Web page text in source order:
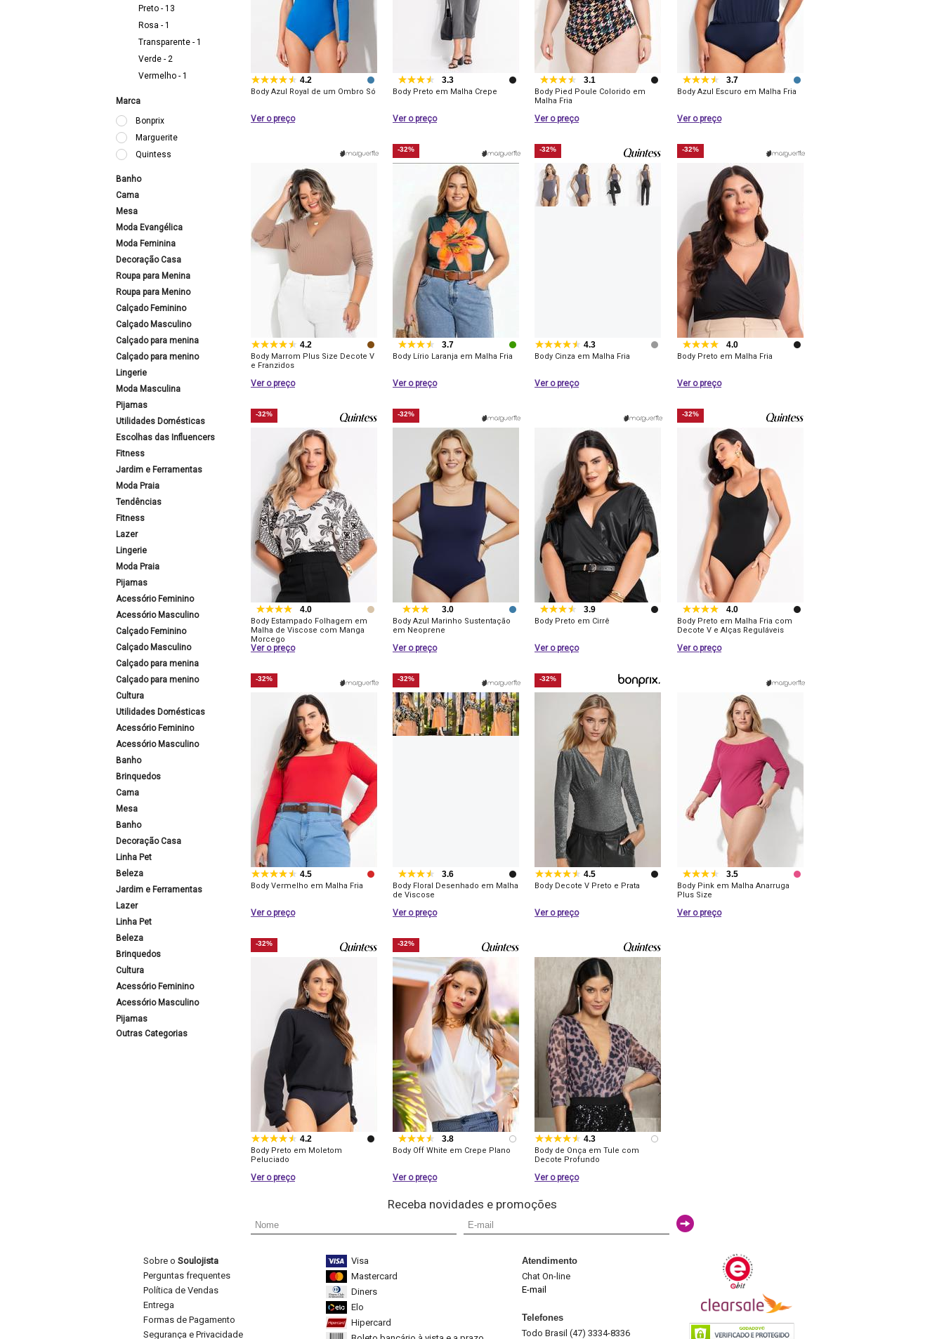
Preto - 13
Rosa - 1
Transparente - 1
Verde - 2
Vermelho - 1
Marca
Bonprix
Marguerite
Quintess
Banho
Cama
Mesa
Moda Evangélica
Moda Feminina
Decoração Casa
Roupa para Menina
Roupa para Menino
Calçado Feminino
Calçado Masculino
Calçado para menina
Calçado para menino
Lingerie
Moda Masculina
Pijamas
Utilidades Domésticas
Escolhas das Influencers
Fitness
Jardim e Ferramentas
Moda Praia
Tendências
Fitness
Lazer
Lingerie
Moda Praia
Pijamas
Acessório Feminino
Acessório Masculino
Calçado Feminino
Calçado Masculino
Calçado para menina
Calçado para menino
Cultura
Utilidades Domésticas
Acessório Feminino
Acessório Masculino
Banho
Brinquedos
Cama
Mesa
Banho
Decoração Casa
Linha Pet
Beleza
Jardim e Ferramentas
Lazer
Linha Pet
Beleza
Brinquedos
Cultura
Acessório Feminino
Acessório Masculino
Pijamas
Outras Categorias
4.2
Body Azul Royal de um Ombro Só
Ver o preço
3.3
Body Preto em Malha Crepe
Ver o preço
3.1
Body Pied Poule Colorido em
Malha Fria
Ver o preço
3.7
Body Azul Escuro em Malha Fria
Ver o preço
4.2
Body Marrom Plus Size Decote V
e Franzidos
Ver o preço
-32%
3.7
Body Lírio Laranja em Malha Fria
Ver o preço
-32%
4.3
Body Cinza em Malha Fria
Ver o preço
-32%
4.0
Body Preto em Malha Fria
Ver o preço
-32%
4.0
Body Estampado Folhagem em
Malha de Viscose com Manga
Morcego
Ver o preço
-32%
3.0
Body Azul Marinho Sustentação
em Neoprene
Ver o preço
3.9
Body Preto em Cirrê
Ver o preço
-32%
4.0
Body Preto em Malha Fria com
Decote V e Alças Reguláveis
Ver o preço
-32%
4.5
Body Vermelho em Malha Fria
Ver o preço
-32%
3.6
Body Floral Desenhado em Malha
de Viscose
Ver o preço
-32%
4.5
Body Decote V Preto e Prata
Ver o preço
3.5
Body Pink em Malha Anarruga
Plus Size
Ver o preço
-32%
4.2
Body Preto em Moletom
Peluciado
Ver o preço
-32%
3.8
Body Off White em Crepe Plano
Ver o preço
4.3
Body de Onça em Tule com
Decote Profundo
Ver o preço
Receba novidades e promoções
Sobre o Soulojista
Perguntas frequentes
Política de Vendas
Entrega
Formas de Pagamento
Segurança e Privacidade
Visa
Mastercard
Diners
Elo
Hipercard
Atendimento
Chat On-line
E-mail
Telefones
Todo Brasil (47) 3334-8336